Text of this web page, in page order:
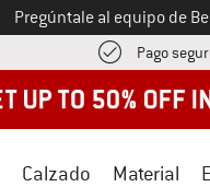
Pregúntale al equipo de
Pago
Calzado Material